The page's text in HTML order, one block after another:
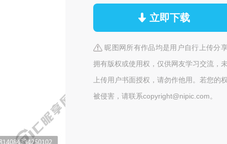
立即下载
昵图网所有作品均是用户自行上传分
拥有版权或使用权，仅供网友学习交流，
上传用户书面授权，请勿作他用。若您的
被侵害，请联系copyright@nipic.com。